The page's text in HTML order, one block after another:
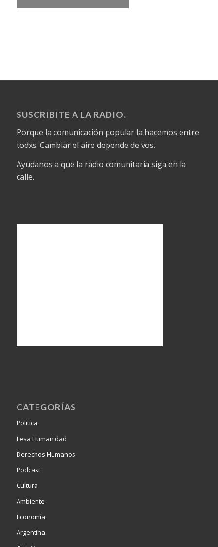
SUSCRIBITE A LA RADIO.
Porque la comunicación popular la hacemos entre
todxs. Cambiar el aire depende de vos.
Ayudanos a que la radio comunitaria siga en la
calle.
CATEGORÍAS
Política
Lesa Humanidad
Derechos Humanos
Podcast
Cultura
Ambiente
Economía
Argentina